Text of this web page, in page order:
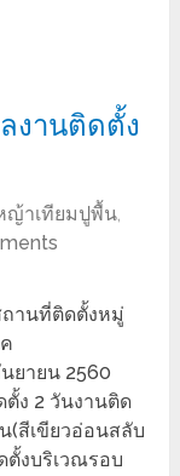
งานติดตั้ง
ญ้าเทียมปูพื้น,
านที่ติดตั้งหมู่
ยายน 2560
ตั้ง 2 วันงานติด
(สีเขียวอ่อนสลับ
ตั้งบริเวณรอบ